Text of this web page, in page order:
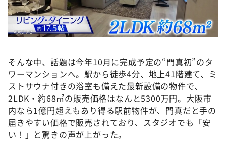
そんな中、話題は今年10月に完成予定の“門真初”のタ
ワーマンションへ。駅から徒歩4分、地上41階建て、ミ
ストサウナ付きの浴室も備えた最新設備の物件で、
2LDK・約68㎡の販売価格はなんと5300万円。大阪市
内なら1億円超えもあり得る駅前物件が、門真だと手の
届きやすい価格で販売されており、スタジオでも「安
い！」と驚きの声が上がった。